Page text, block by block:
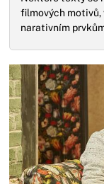
filmových motivů,
narativním